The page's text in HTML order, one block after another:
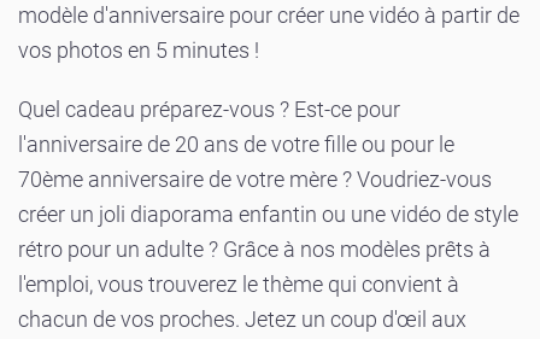
modèle d'anniversaire pour créer une vidéo à partir de
vos photos en 5 minutes !
Quel cadeau préparez-vous ? Est-ce pour
l'anniversaire de 20 ans de votre fille ou pour le
70ème anniversaire de votre mère ? Voudriez-vous
créer un joli diaporama enfantin ou une vidéo de style
rétro pour un adulte ? Grâce à nos modèles prêts à
l'emploi, vous trouverez le thème qui convient à
chacun de vos proches. Jetez un coup d'œil aux